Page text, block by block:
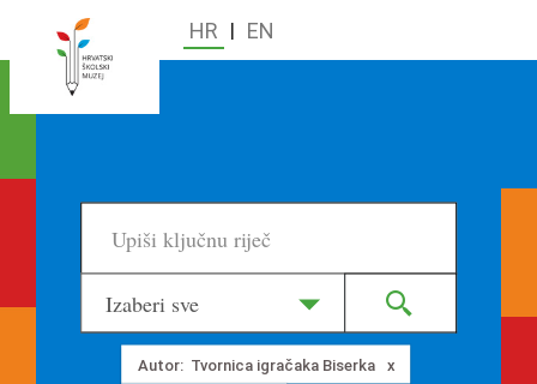
HR | EN
Izaberi sve
Autor: Tvornica igračaka Biserka